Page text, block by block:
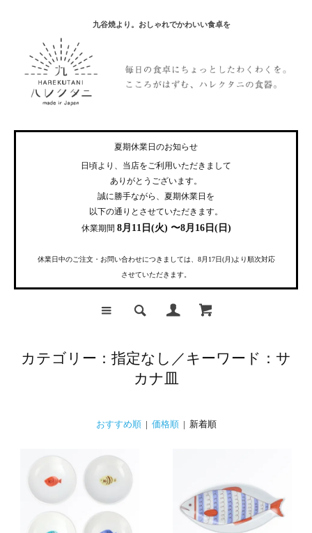
九谷焼より。おしゃれでかわいい食卓を
夏期休業日のお知らせ
日頃より、当店をご利用いただきまして
ありがとうございます。
誠に勝手ながら、夏期休業日を
以下の通りとさせていただきます。
休業期間 8月11日(火) 〜8月16日(日)
休業日中のご注文・お問い合わせにつきましては、8月17日(月)より順次対応
させていただきます。
カテゴリー：指定なし／キーワード：サ
カナ皿
おすすめ順 価格順 | 新着順